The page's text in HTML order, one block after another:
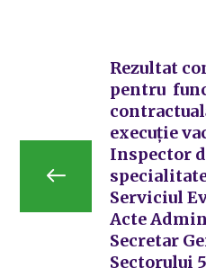
Rezultat
pentru
execuție
Inspector
Serviciul
Acte
Secretar
Sectorului 5